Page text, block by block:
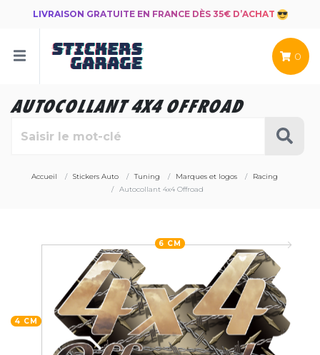
LIVRAISON GRATUITE EN FRANCE DÈS 35€ D’ACHAT
0
AUTOCOLLANT 4X4 OFFROAD
Accueil Stickers Auto Tuning Marques et logos
Racing
Autocollant 4x4 Offroad
4 CM
6 CM